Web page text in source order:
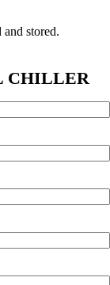
and stored.
CHILLER